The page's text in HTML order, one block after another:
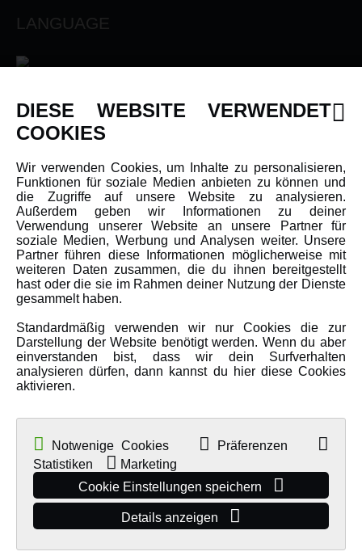
LANGUAGE
INFORMATIONEN
Newsletter
Über uns
Karriere
Amewi Kataloge
MEHR VON AMEWI
AMXRacing - Qualitäts RC-Zubehör
Amewi Construction - Nutzfahrzeuge
Malinos - Die kreative Seite von Amewi
DIESE WEBSITE VERWENDET
COOKIES
Wir verwenden Cookies, um Inhalte zu personalisieren,
Funktionen für soziale Medien anbieten zu können und
die Zugriffe auf unsere Website zu analysieren.
Außerdem geben wir Informationen zu deiner
Verwendung unserer Website an unsere Partner für
soziale Medien, Werbung und Analysen weiter. Unsere
Partner führen diese Informationen möglicherweise mit
weiteren Daten zusammen, die du ihnen bereitgestellt
hast oder die sie im Rahmen deiner Nutzung der Dienste
gesammelt haben.
Standardmäßig verwenden wir nur Cookies die zur
Darstellung der Website benötigt werden. Wenn du aber
einverstanden bist, dass wir dein Surfverhalten
analysieren dürfen, dann kannst du hier diese Cookies
aktivieren.
Notwenige Cookies
Präferenzen
Statistiken
Marketing
Cookie Einstellungen speichern
Details anzeigen